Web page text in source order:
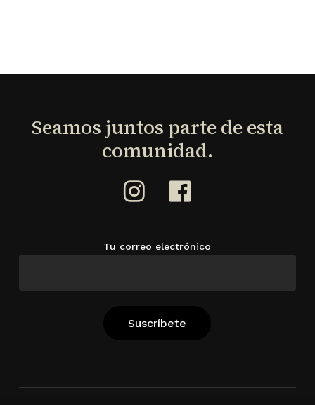
Seamosjuntos partedeesta
comunidad.
Tu correo electrónico